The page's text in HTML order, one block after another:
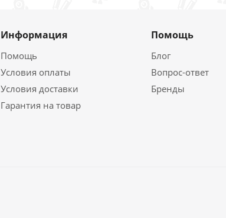
Информация
Помощь
Условия оплаты
Условия доставки
Гарантия на товар
Помощь
Блог
Вопрос-ответ
Бренды